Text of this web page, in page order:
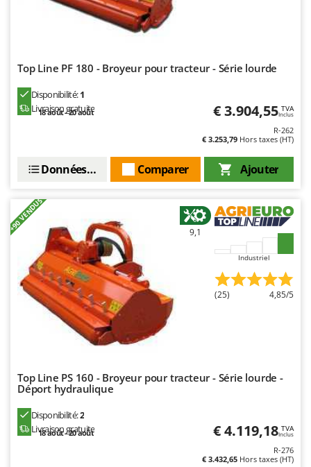
Redback
Ripartrak
Ritter
River Systems
Rover Pompe
Royal Food
S.T.P.
Santos
Sbaraglia
Schnitzer
Seven Italy
Silky
Sirman
Top Line PF 180 - Broyeur pour tracteur - Série lourde
Disponibilité:1
Livraison gratuite
18 août - 20 août € 3.904,55 TVA
Inclus
R-262
€ 3.253,79 Hors taxes (HT)
Ajouter
Comparer
Données techniques
+90 VENDUS 9,1
Industriel
(25) 4,85/5
Top Line PS 160 - Broyeur pour tracteur - Série lourde -
Déport hydraulique
Disponibilité:2
Livraison gratuite
18 août - 20 août € 4.119,18 TVA
Inclus
R-276
€ 3.432,65 Hors taxes (HT)